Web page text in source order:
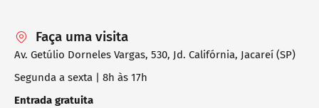
Faça uma visita
Av. Getúlio Dorneles Vargas, 530, Jd. Califórnia, Jacareí (SP)
Segunda a sexta | 8h às 17h
Entrada gratuita